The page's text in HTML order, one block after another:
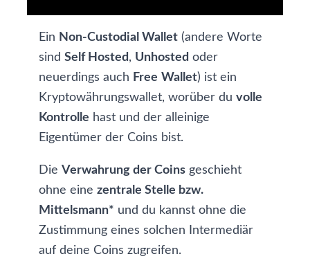
Ein Non-Custodial Wallet (andere Worte
sind Self Hosted, Unhosted oder
neuerdings auch Free Wallet) ist ein
Kryptowährungswallet, worüber du volle
Kontrolle hast und der alleinige
Eigentümer der Coins bist.
Die Verwahrung der Coins geschieht
ohne eine zentrale Stelle bzw.
Mittelsmann* und du kannst ohne die
Zustimmung eines solchen Intermediär
auf deine Coins zugreifen.